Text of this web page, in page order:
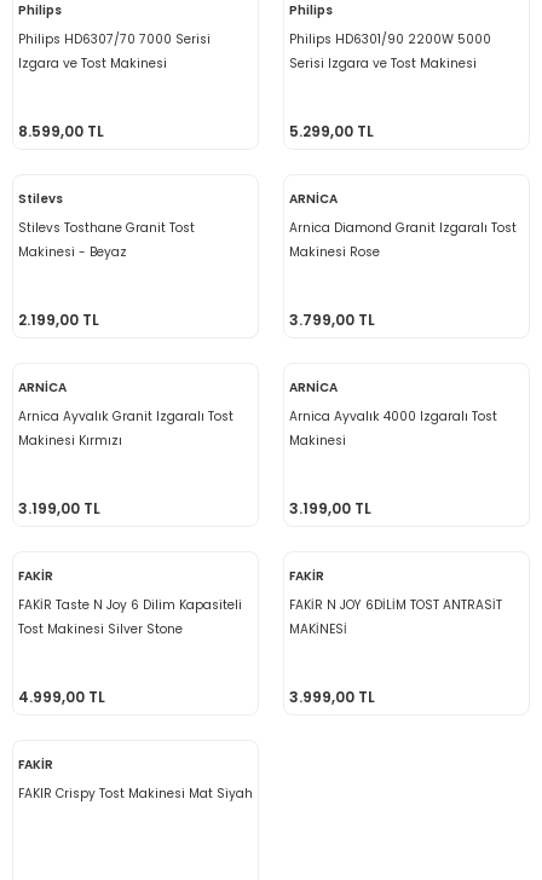
Philips
Philips HD6307/70 7000 Serisi
Izgara ve Tost Makinesi
8.599,00 TL
Philips
Philips HD6301/90 2200W 5000
Serisi Izgara ve Tost Makinesi
5.299,00 TL
Stilevs
Stilevs Tosthane Granit Tost
Makinesi - Beyaz
2.199,00 TL
ARNİCA
Arnica Diamond Granit Izgaralı Tost
Makinesi Rose
3.799,00 TL
ARNİCA
Arnica Ayvalık Granit Izgaralı Tost
Makinesi Kırmızı
3.199,00 TL
ARNİCA
Arnica Ayvalık 4000 Izgaralı Tost
Makinesi
3.199,00 TL
FAKİR
FAKİR Taste N Joy 6 Dilim Kapasiteli
Tost Makinesi Silver Stone
4.999,00 TL
FAKİR
FAKİR N JOY 6DİLİM TOST ANTRASİT
MAKİNESİ
3.999,00 TL
FAKİR
FAKIR Crispy Tost Makinesi Mat Siyah